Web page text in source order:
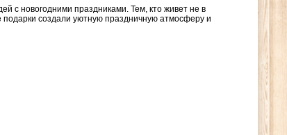
с новогодними праздниками. Тем, кто живет не в
создали уютную праздничную атмосферу и